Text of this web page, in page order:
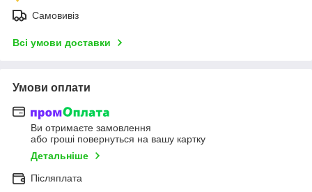
Самовивіз
Всі умови доставки
Умови оплати
Ви отримаєте замовлення
або гроші повернуться на вашу картку
Детальніше
Післяплата